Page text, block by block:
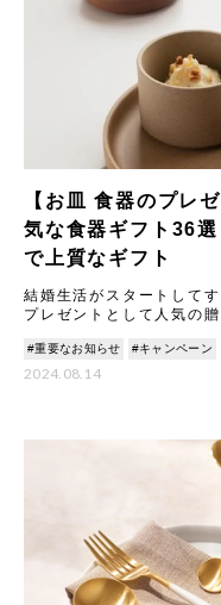
【お皿 食器のプレ
気な食器ギフト36
で上質なギフト
結婚生活がスタートして
プレゼントとして人気の
#重要なお知らせ #キャンペーン
2024.08.14